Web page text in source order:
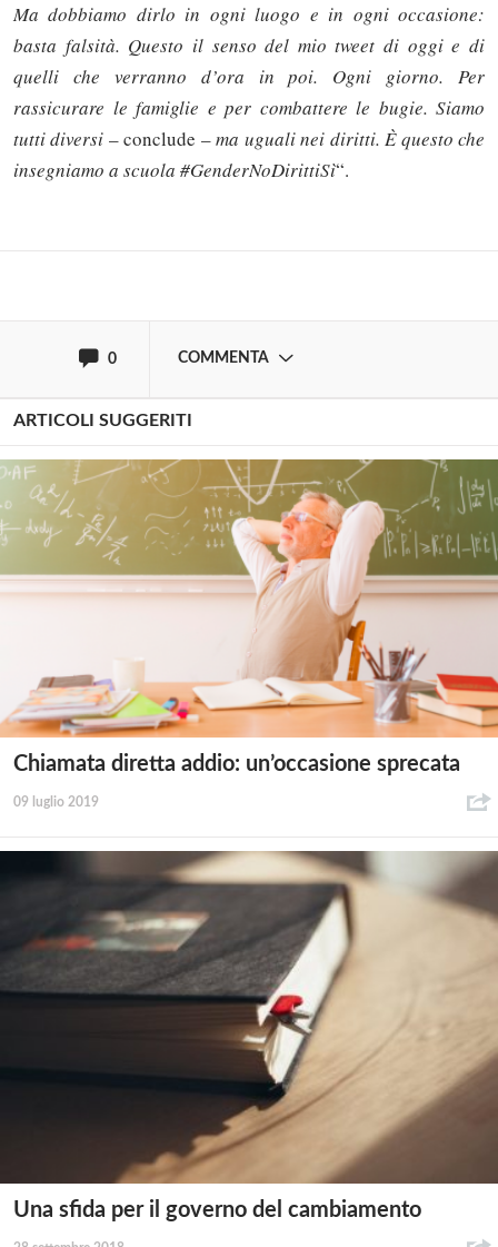
Ma dobbiamo dirlo in ogni luogo e in ogni occasione:
basta falsità. Questo il senso del mio tweet di oggi e di
quelli che verranno d’ora in poi. Ogni giorno. Per
rassicurare le famiglie e per combattere le bugie. Siamo
tutti diversi – conclude –ma uguali nei diritti. È questo che
insegniamo a scuola #GenderNoDirittiSì“.
0 COMMENTA
Solo gli utenti registrati possono
commentare!
ARTICOLI SUGGERITI
Chiamata diretta addio: un’occasione sprecata
09 luglio 2019
Una sfida per il governo del cambiamento